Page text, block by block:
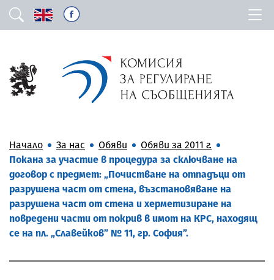
Начало За нас Обяви
Обяви за 2011 г.
Покана за участие в процедура за сключване на
договор с предмет: „Почистване на отпадъци от
разрушена част от стена, възстановяване на
разрушена част от стена и херметизиране на
повредени части от покрив в имот на КРС, находящ
се на пл. „Славейков” № 11, гр. София”.